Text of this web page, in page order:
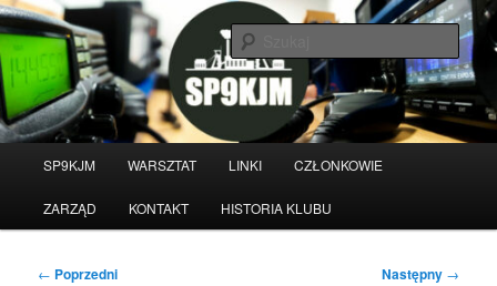
Przeskocz
do
tekstu
Witamy na stronie klubu
krótkofalarskiego SP9KJM
SP9KJM WARSZTAT LINKI CZŁONKOWIE
ZARZĄD KONTAKT HISTORIA KLUBU
Nawigacja
← Poprzedni Następny →